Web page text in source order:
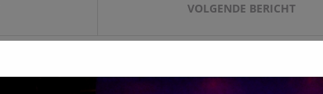
VOLGENDE BERICHT